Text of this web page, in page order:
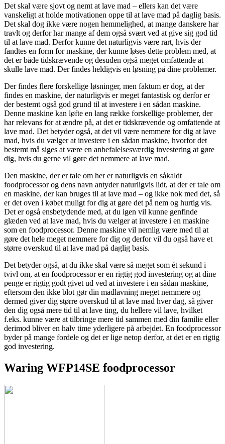
Det skal være sjovt og nemt at lave mad – ellers kan det være
vanskeligt at holde motivationen oppe til at lave mad på daglig basis.
Det skal dog ikke være nogen hemmelighed, at mange danskere har
travlt og derfor har mange af dem også svært ved at give sig god tid
til at lave mad. Derfor kunne det naturligvis være rart, hvis der
fandtes en form for maskine, der kunne løses dette problem med, at
det er både tidskrævende og desuden også meget omfattende at
skulle lave mad. Der findes heldigvis en løsning på dine problemer.
Der findes flere forskellige løsninger, men faktum er dog, at der
findes en maskine, der naturligvis er meget fantastisk og derfor er
der bestemt også god grund til at investere i en sådan maskine.
Denne maskine kan løfte en lang række forskellige problemer, der
har relevans for at ændre på, at det er tidskrævende og omfattende at
lave mad. Det betyder også, at det vil være nemmere for dig at lave
mad, hvis du vælger at investere i en sådan maskine, hvorfor det
bestemt må siges at være en anbefalelsesværdig investering at gøre
dig, hvis du gerne vil gøre det nemmere at lave mad.
Den maskine, der er tale om her er naturligvis en såkaldt
foodprocessor og dens navn antyder naturligvis lidt, at der er tale om
en maskine, der kan bruges til at lave mad – og ikke nok med det, så
er det oven i købet muligt for dig at gøre det på nem og hurtig vis.
Det er også ensbetydende med, at du igen vil kunne genfinde
glæden ved at lave mad, hvis du vælger at investere i en maskine
som en foodprocessor. Denne maskine vil nemlig være med til at
gøre det hele meget nemmere for dig og derfor vil du også have et
større overskud til at lave mad på daglig basis.
Det betyder også, at du ikke skal være så meget som ét sekund i
tvivl om, at en foodprocessor er en rigtig god investering og at dine
penge er rigtig godt givet ud ved at investere i en sådan maskine,
eftersom den ikke blot gør din madlavning meget nemmere og
dermed giver dig større overskud til at lave mad hver dag, så giver
den dig også mere tid til at lave ting, du hellere vil lave, hvilket
f.eks. kunne være at tilbringe mere tid sammen med din familie eller
derimod bliver en halv time yderligere på arbejdet. En foodprocessor
byder på mange fordele og det er lige netop derfor, at det er en rigtig
god investering.
Waring WFP14SE foodprocessor